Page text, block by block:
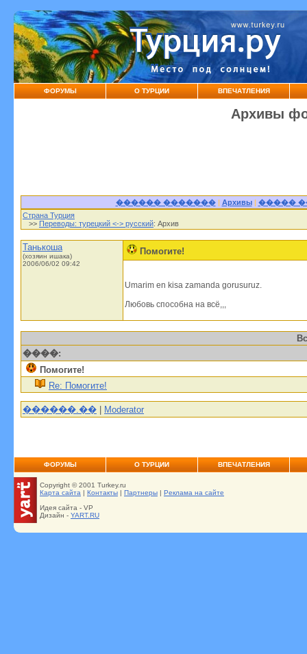
ФОРУМЫ О ТУРЦИИ ВПЕЧАТЛЕНИЯ
Архивы
������ �������| Архивы| �����
Страна Турция
>> Переводы: турецкий <-> русский: Архив
Танькоша
(хозяин ишака)
2006/06/02 09:42
Помогите!
Umarim en kisa zamanda gorusuruz.
Любовь способна на всё,,,
����:
Помогите!
Re: Помогите!
������.�� | Moderator
ФОРУМЫ О ТУРЦИИ ВПЕЧАТЛЕНИЯ
Copyright © 2001 Turkey.ru
Карта сайта | Контакты | Партнеры | Реклама на сайте
Идея сайта - VP
Дизайн - YART.RU